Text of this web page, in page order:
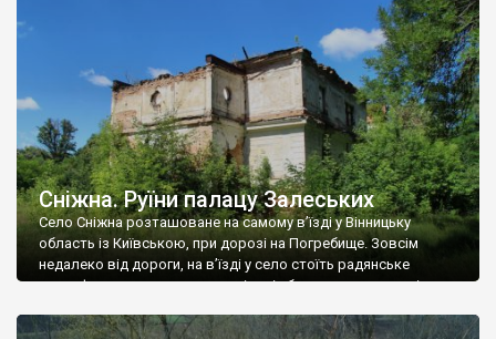
сіл. У селі є мурована Михайлівська церква. Точної дати […]
Сніжна. Руїни палацу Залеських
Село Сніжна розташоване на самому в’їзді у Вінницьку
область із Київською, при дорозі на Погребище. Зовсім
недалеко від дороги, на в’їзді у село стоїть радянське
рельєфне пано, яке показує жінку і яблуню, а трохи далі, десь
не видно, але видно дві стареньких колії у траві – […]